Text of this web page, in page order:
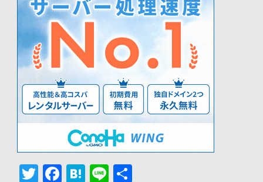
Twitter
Facebook
Hatena
Line
共